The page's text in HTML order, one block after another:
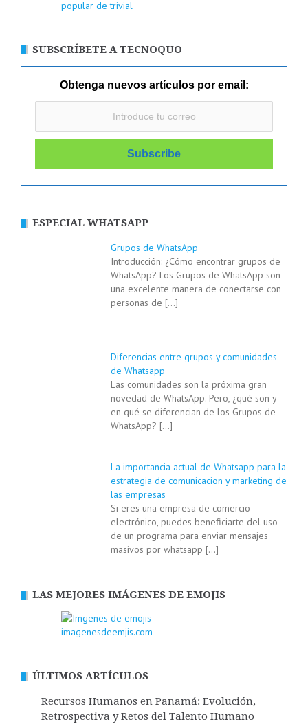
SUBSCRÍBETE A TECNOQUO
Obtenga nuevos artículos por email:
ESPECIAL WHATSAPP
Grupos de WhatsApp
Introducción: ¿Cómo encontrar grupos de
WhatsApp? Los Grupos de WhatsApp son
una excelente manera de conectarse con
personas de […]
Diferencias entre grupos y comunidades
de Whatsapp
Las comunidades son la próxima gran
novedad de WhatsApp. Pero, ¿qué son y
en qué se diferencian de los Grupos de
WhatsApp? […]
La importancia actual de Whatsapp para la
estrategia de comunicacion y marketing de
las empresas
Si eres una empresa de comercio
electrónico, puedes beneficiarte del uso
de un programa para enviar mensajes
masivos por whatsapp […]
LAS MEJORES IMÁGENES DE EMOJIS
ÚLTIMOS ARTÍCULOS
Recursos Humanos en Panamá: Evolución,
Retrospectiva y Retos del Talento Humano